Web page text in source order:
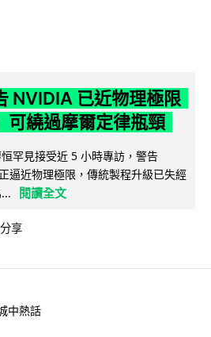
NVIDIA 已近物理極限
可繞過摩爾定律瓶頸
罕見接受近 5 小時專訪，警告
逼近物理極限，傳統製程升級已失經
閱讀全文
分享
中熱話